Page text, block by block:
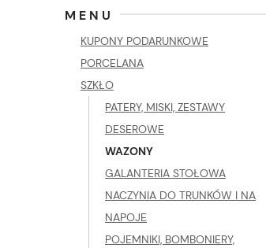
MENU
KUPONY PODARUNKOWE
PORCELANA
SZKŁO
PATERY, MISKI, ZESTAWY
DESEROWE
WAZONY
GALANTERIA STOŁOWA
NACZYNIA DO TRUNKÓW I NA
NAPOJE
POJEMNIKI, BOMBONIERY,